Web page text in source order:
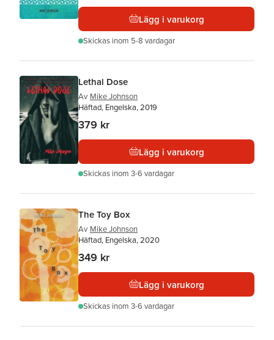
Lägg i varukorg
Skickas inom 5-8 vardagar
Lethal Dose
Av Mike Johnson
Häftad, Engelska, 2019
379 kr
Lägg i varukorg
Skickas inom 3-6 vardagar
The Toy Box
Av Mike Johnson
Häftad, Engelska, 2020
349 kr
Lägg i varukorg
Skickas inom 3-6 vardagar